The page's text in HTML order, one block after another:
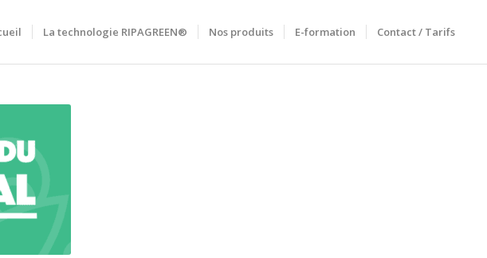
La technologie RIPAGREEN® Nos produits E-formation Contact / Tarifs